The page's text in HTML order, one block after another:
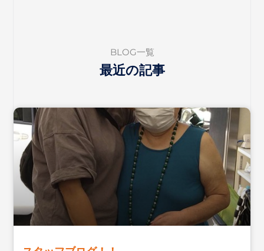
BLOG一覧
最近の記事